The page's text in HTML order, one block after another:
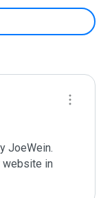
JoeWein.
website in